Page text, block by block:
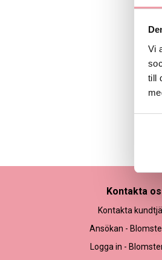
Vi
till
Kontakta
Kontakta
Ansökan -
Logga in -